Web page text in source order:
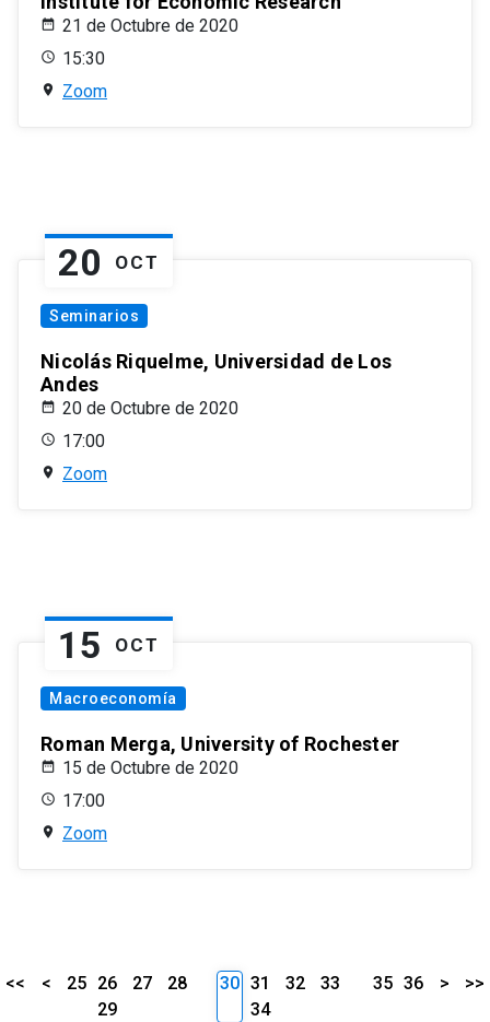
21 de Octubre de 2020
15:30
Zoom
20 OCT
Seminarios
Nicolás Riquelme, Universidad de Los
Andes
20 de Octubre de 2020
17:00
Zoom
15 OCT
Macroeconomía
Roman Merga, University of Rochester
15 de Octubre de 2020
17:00
Zoom
<< < 25 26 27
28
29
30 31 32
33
34
35 36 > >>